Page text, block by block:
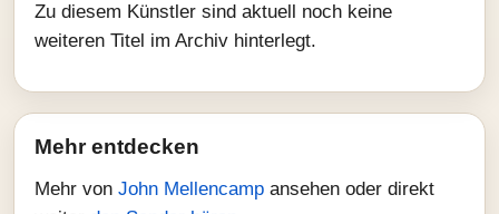
Zu diesem Künstler sind aktuell noch keine
weiteren Titel im Archiv hinterlegt.
Mehr entdecken
Mehr von John Mellencamp ansehen oder direkt